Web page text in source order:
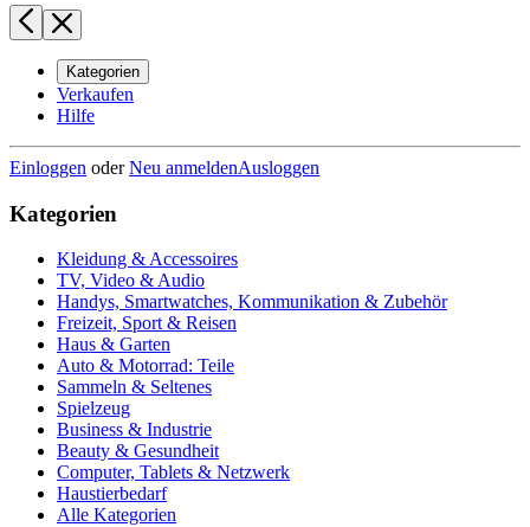
Kategorien
Verkaufen
Hilfe
Einloggen oderNeu anmeldenAusloggen
Kategorien
Kleidung & Accessoires
TV, Video & Audio
Handys, Smartwatches, Kommunikation & Zubehör
Freizeit, Sport & Reisen
Haus & Garten
Auto & Motorrad: Teile
Sammeln & Seltenes
Spielzeug
Business & Industrie
Beauty & Gesundheit
Computer, Tablets & Netzwerk
Haustierbedarf
Alle Kategorien